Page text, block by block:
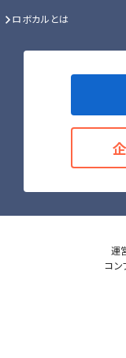
ロボカルとは
運
コン